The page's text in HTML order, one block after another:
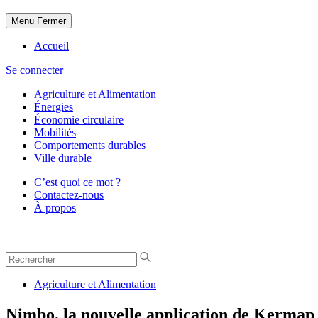
Menu Fermer
Accueil
Se connecter
Agriculture et Alimentation
Énergies
Économie circulaire
Mobilités
Comportements durables
Ville durable
C’est quoi ce mot ?
Contactez-nous
À propos
Agriculture et Alimentation